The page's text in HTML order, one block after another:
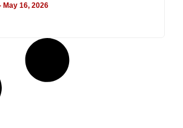
May 16, 2026